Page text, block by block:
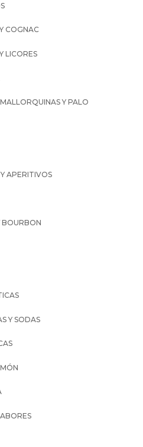
COGNAC
LICORES
Y PALO
APERITIVOS
BOURBON
Y SODAS